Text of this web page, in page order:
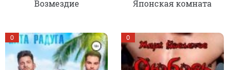
Возмездие Японская комната
0 0